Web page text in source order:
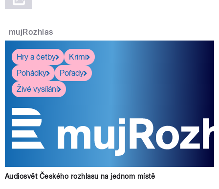
mujRozhlas
Hry a četby
Krimi
Pohádky
Pořady
Živé vysílání
Audiosvět Českého rozhlasu na jednom místě